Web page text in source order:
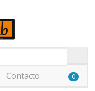
Contacto 0